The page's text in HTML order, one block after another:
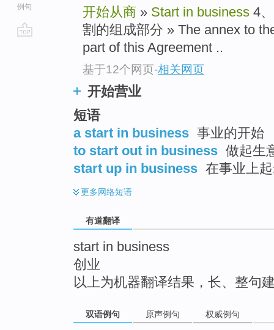
例句
开始从商 » Start in business 4
割的组成部分 » The annex to
part of this Agreement ..
基于12个网页-相关网页
开始营业
短语
a start in business 事业的开始
to start out in business 做起生
start up in business 在事业上
更多网络短语
有道翻译
start in business
创业
以上为机器翻译结果，长、整句
双语例句 原声例句 权威例句